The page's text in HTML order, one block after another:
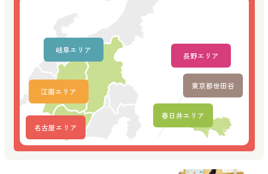
名古屋エリア
江南エリア
春日井エリア
岐阜エリア
長野エリア
東京都世田谷